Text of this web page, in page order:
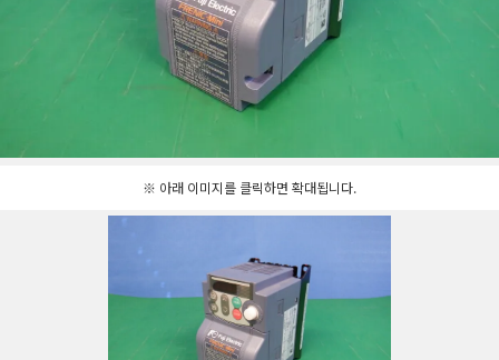
※ 아래 이미지를 클릭하면 확대됩니다.